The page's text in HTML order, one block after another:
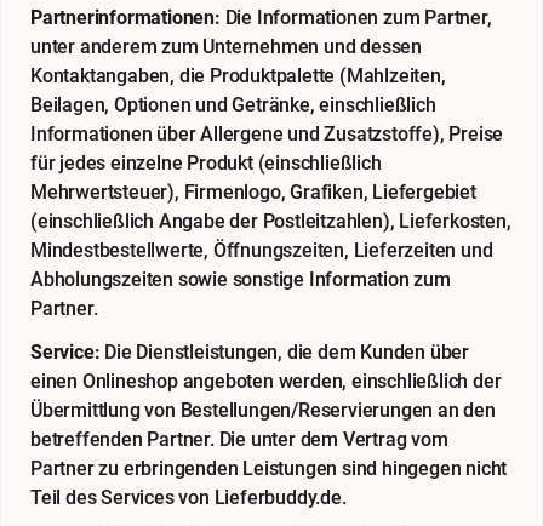
Partnerinformationen: Die Informationen zum Partner,
unter anderem zum Unternehmen und dessen
Kontaktangaben, die Produktpalette (Mahlzeiten,
Beilagen, Optionen und Getränke, einschließlich
Informationen über Allergene und Zusatzstoffe), Preise
für jedes einzelne Produkt (einschließlich
Mehrwertsteuer), Firmenlogo, Grafiken, Liefergebiet
(einschließlich Angabe der Postleitzahlen), Lieferkosten,
Mindestbestellwerte, Öffnungszeiten, Lieferzeiten und
Abholungszeiten sowie sonstige Information zum
Partner.
Service: Die Dienstleistungen, die dem Kunden über
einen Onlineshop angeboten werden, einschließlich der
Übermittlung von Bestellungen/Reservierungen an den
betreffenden Partner. Die unter dem Vertrag vom
Partner zu erbringenden Leistungen sind hingegen nicht
Teil des Services von Lieferbuddy.de.